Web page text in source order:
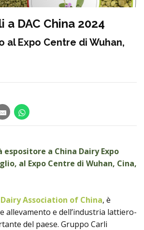
Prodotti
a DAC China 2024
al Expo Centre di Wuhan,
espositore a China Dairy Expo
al Expo Centre di Wuhan, Cina,
Dairy Association of China, è
allevamento e dell’industria lattiero-
del paese. Gruppo Carli